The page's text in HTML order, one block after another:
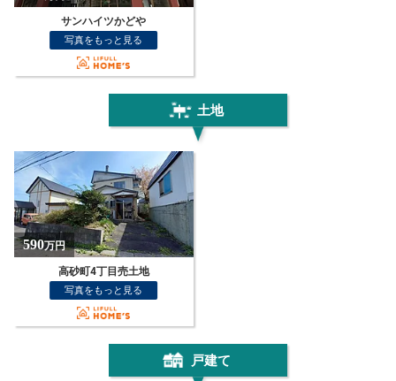
サンハイツかどや
写真をもっと見る
土地
590万円
高砂町4丁目売土地
写真をもっと見る
戸建て